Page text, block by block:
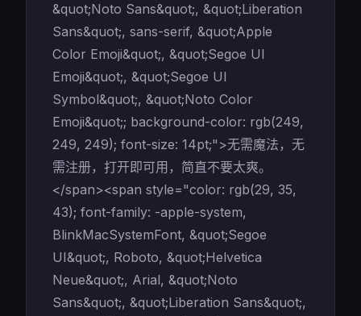
&quot;Noto Sans&quot;, &quot;Liberation
Sans&quot;, sans-serif, &quot;Apple
Color Emoji&quot;, &quot;Segoe UI
Emoji&quot;, &quot;Segoe UI
Symbol&quot;, &quot;Noto Color
Emoji&quot;; background-color: rgb(249,
249, 249); font-size: 14pt;">无需魔法，无
需注册，打开即可用，简直不要太爽。
</span><span style="color: rgb(29, 35,
43); font-family: -apple-system,
BlinkMacSystemFont, &quot;Segoe
UI&quot;, Roboto, &quot;Helvetica
Neue&quot;, Arial, &quot;Noto
Sans&quot;, &quot;Liberation Sans&quot;,